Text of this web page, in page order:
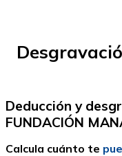
Deducción y
FUNDACIÓN
Calcula cuánto te